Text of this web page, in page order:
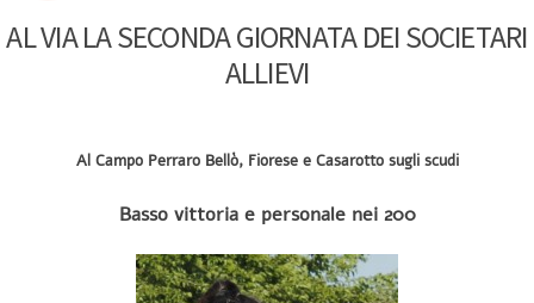
AL VIA LA SECONDA GIORNATA DEI SOCIETARI
ALLIEVI
Al Campo Perraro Bellò, Fiorese e Casarotto sugli scudi
Basso vittoria e personale nei 200